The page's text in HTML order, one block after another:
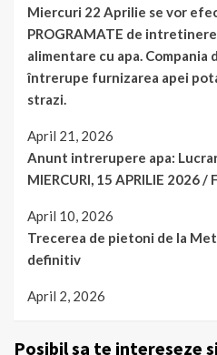
Miercuri 22 Aprilie se vor
PROGRAMATE de
alimentare cu apa. Compania
întrerupe furnizarea apei
strazi.
April 21, 2026
Anunt intrerupere apa:
MIERCURI, 15 APRILIE 2026 /
April 10, 2026
Trecerea de pietoni de la
definitiv
April 2, 2026
Posibil sa te intereseze